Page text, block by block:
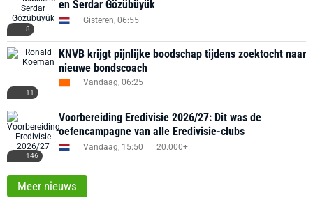
8
en Serdar Gözübüyük
Gisteren, 06:55
11
KNVB krijgt pijnlijke boodschap tijdens zoektocht naar
nieuwe bondscoach
Vandaag, 06:25
146
Voorbereiding Eredivisie 2026/27: Dit was de
oefencampagne van alle Eredivisie-clubs
Vandaag, 15:50 20.000+
Meer nieuws